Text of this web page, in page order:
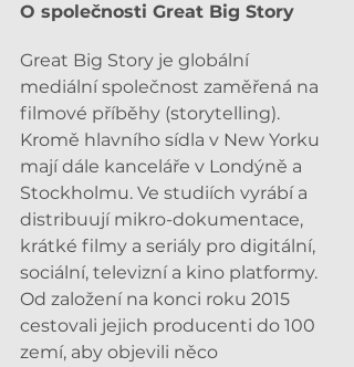
O společnosti Great Big Story
Great Big Story je globální
mediální společnost zaměřená na
filmové příběhy (storytelling).
Kromě hlavního sídla v New Yorku
mají dále kanceláře v Londýně a
Stockholmu. Ve studiích vyrábí a
distribuují mikro-dokumentace,
krátké filmy a seriály pro digitální,
sociální, televizní a kino platformy.
Od založení na konci roku 2015
cestovali jejich producenti do 100
zemí, aby objevili něco